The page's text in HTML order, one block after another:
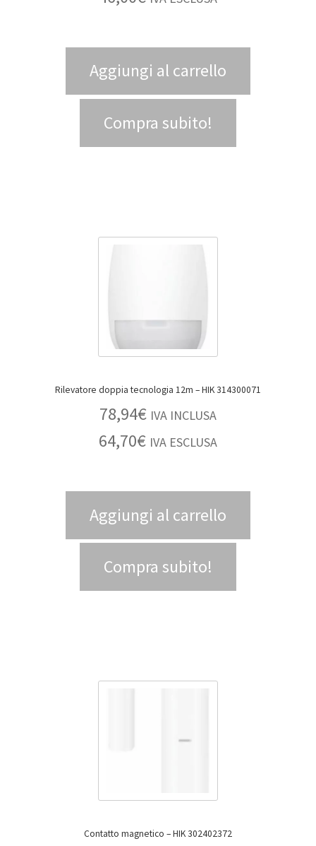
Aggiungi al carrello
Compra subito!
Rilevatore doppia tecnologia 12m – HIK 314300071
78,94€ IVA INCLUSA
64,70€ IVA ESCLUSA
Aggiungi al carrello
Compra subito!
Contatto magnetico – HIK 302402372